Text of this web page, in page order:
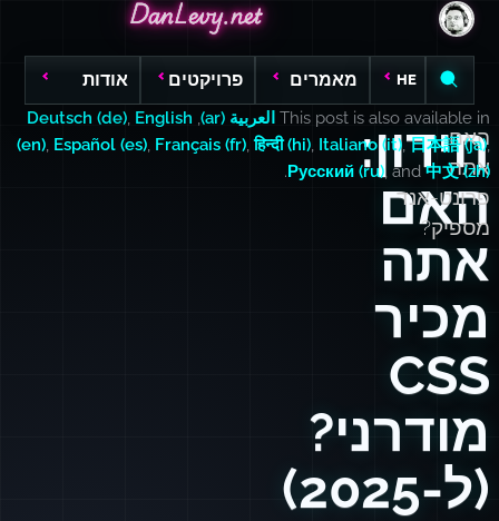
DanLevy.net
DanLevy.net
DanLevy.net
HE מאמרים פרויקטים אודות
חידון:
האם
אתה
מכיר
CSS
מודרני?
(ל-2025)
האם
אתה
פרונט-אנד
מספיק?
This post is also available in العربية (ar) ,
Deutsch (de), English
(en), Español (es), Français (fr),हिन्दी (hi), Italiano (it),日本語 (ja),
Русский (ru), and中文 (zh)
.